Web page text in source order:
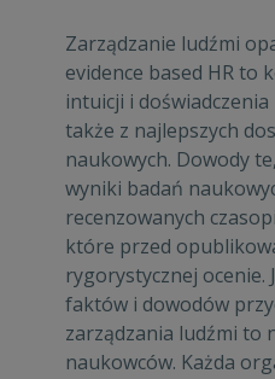
Zarządzanie ludźmi
evidence based HR to
intuicji i
także z najlepszych
naukowych. Dowody
wyniki badań
recenzowanych
które przed
rygorystycznej ocenie.
faktów i dowodów
zarządzania ludźmi to
naukowców. Każda